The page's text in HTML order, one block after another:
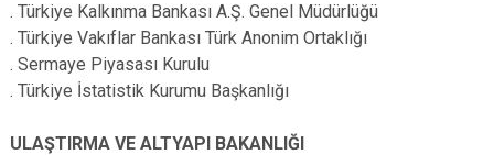
. Türkiye Kalkınma Bankası A.Ş. Genel Müdürlüğü
. Türkiye Vakıflar Bankası Türk Anonim Ortaklığı
. Sermaye Piyasası Kurulu
. Türkiye İstatistik Kurumu Başkanlığı
ULAŞTIRMA VE ALTYAPI BAKANLIĞI